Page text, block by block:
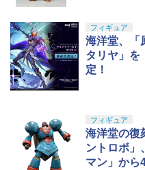
フィギュア
海洋堂、「
タリヤ」を
定！
フィギュア
海洋堂の復
ントロボ」
マン」から